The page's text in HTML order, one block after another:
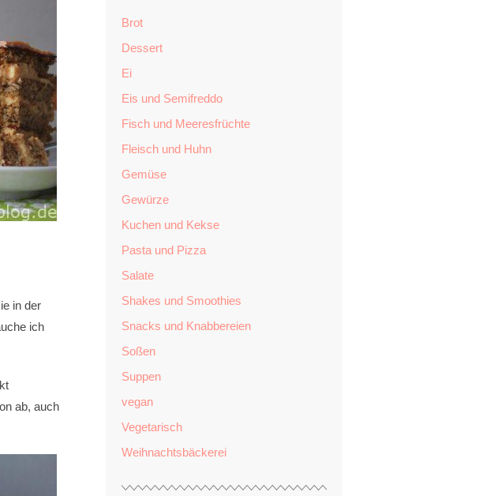
in der
ich
ab, auch
Brot
Dessert
Ei
Eis und Semifreddo
Fisch und Meeresfrüchte
Fleisch und Huhn
Gemüse
Gewürze
Kuchen und Kekse
Pasta und Pizza
Salate
Shakes und Smoothies
Snacks und Knabbereien
Soßen
Suppen
vegan
Vegetarisch
Weihnachtsbäckerei